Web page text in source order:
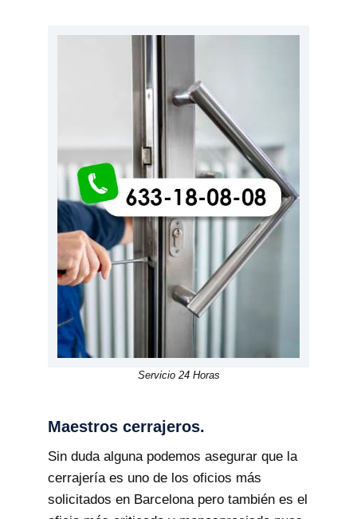
Servicio 24 Horas
Maestros cerrajeros.
Sin duda alguna podemos asegurar que la
cerrajería es uno de los oficios más
solicitados en Barcelona pero también es el